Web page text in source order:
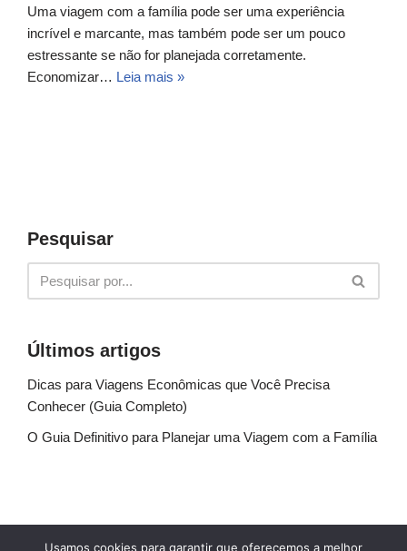
Uma viagem com a família pode ser uma experiência
incrível e marcante, mas também pode ser um pouco
estressante se não for planejada corretamente.
Economizar… Leia mais »
Pesquisar
Últimos artigos
Dicas para Viagens Econômicas que Você Precisa
Conhecer (Guia Completo)
O Guia Definitivo para Planejar uma Viagem com a Família
Sobre Nós Fale conosco Política de Privacidade
Usamos cookies para garantir que oferecemos a melhor